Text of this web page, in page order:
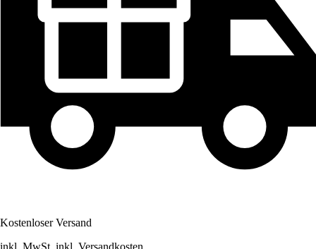
Kostenloser Versand
inkl. MwSt. inkl. Versandkosten